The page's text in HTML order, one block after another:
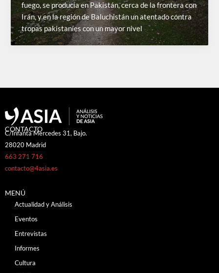
fuego, se producía en Pakistán, cerca de la frontera con
Irán, y en la región de Baluchistán un atentado contra
tropas pakistaníes con un mayor nivel
CONTACTO
C/Infanta Mercedes 31, Bajo.
28020 Madrid
663 271 716
contacto@4asia.es
MENÚ
Actualidad y Análisis
Eventos
Entrevistas
Informes
Cultura